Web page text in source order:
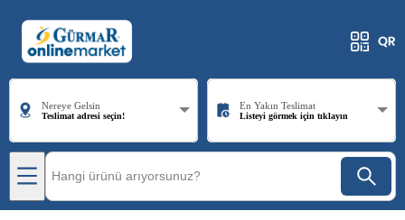
Nereye Gelsin
Teslimat adresi seçin!
En Yakın Teslimat
Listeyi görmek için tıklayın